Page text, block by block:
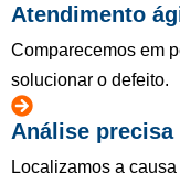
Atendimento
Comparecemos em
solucionar o defeito.
Análise precisa
Localizamos a